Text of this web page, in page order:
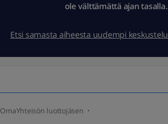
ole välttämättä ajan tasalla.
Etsi samasta aiheesta uudempi keskustelu
OmaYhteisön luottojäsen